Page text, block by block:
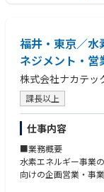
・技術保安管理士
など
【英語力】
基本的な英語能力（
福井・東京／水
ネジメント・営
株式会社ナカテッ
課長以上
仕事内容
■業務概要
水素エネルギー事業
向けの企画営業・事